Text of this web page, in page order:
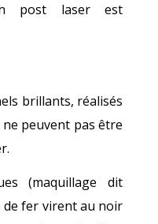
post laser est
brillants, réalisés
ne peuvent pas être
(maquillage dit
de fer virent au noir